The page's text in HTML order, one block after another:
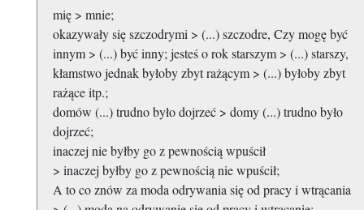
mię > mnie;
okazywały się szczodrymi > (...) szczodre, Czy mogę być
innym > (...) być inny; jesteś o rok starszym > (...) starszy,
kłamstwo jednak byłoby zbyt rażącym > (...) byłoby zbyt
rażące itp.;
domów (...) trudno było dojrzeć > domy (...) trudno było
dojrzeć;
inaczej nie byłby go z pewnością wpuścił
> inaczej byłby go z pewnością nie wpuścił;
A to co znów za moda odrywania się od pracy i wtrącania